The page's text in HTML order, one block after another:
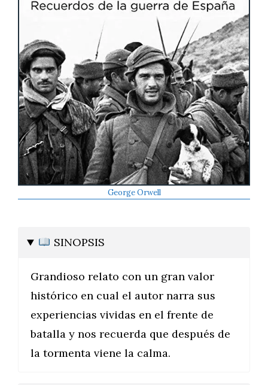
George Orwell
SINOPSIS
Grandioso relato con un gran valor
histórico en cual el autor narra sus
experiencias vividas en el frente de
batalla y nos recuerda que después de
la tormenta viene la calma.